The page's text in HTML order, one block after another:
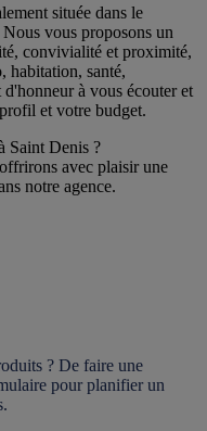
située dans le
habitation, santé,
à vous écouter et
et votre budget.
Saint Denis ?
avec plaisir une
notre agence.
? De faire une
pour planifier un